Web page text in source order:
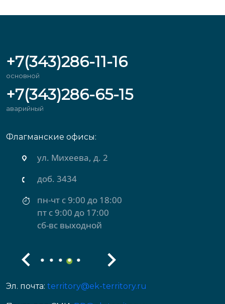
+7(343)286-11-16
основной
+7(343)286-65-15
аварийный
Флагманские офисы:
ул. Михеева, д. 2
доб. 3434
пн-чт с 9:00 до 18:00
пт с 9:00 до 17:00
сб-вс выходной
Эл. почта: territory@ek-territory.ru